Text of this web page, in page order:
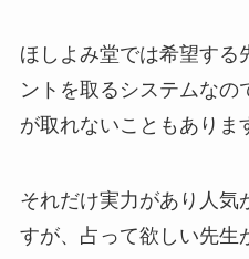
ほしよみ堂では希望する
ントを取るシステムなの
が取れないこともありま
それだけ実力があり人気
すが、占って欲しい先生